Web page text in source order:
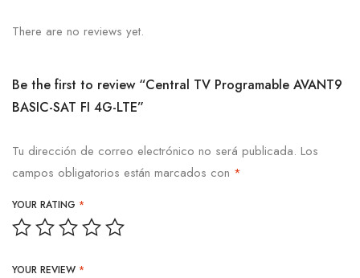
There are no reviews yet.
Be the first to review “Central TV Programable AVANT9
BASIC-SAT FI 4G-LTE”
Tu dirección de correo electrónico no será publicada. Los
campos obligatorios están marcados con *
YOUR RATING *
YOUR REVIEW *